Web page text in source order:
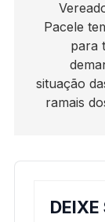
Post
Pacele
para
situação
ramais